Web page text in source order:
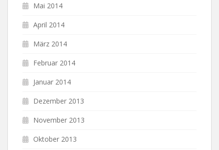
Mai 2014
April 2014
März 2014
Februar 2014
Januar 2014
Dezember 2013
November 2013
Oktober 2013